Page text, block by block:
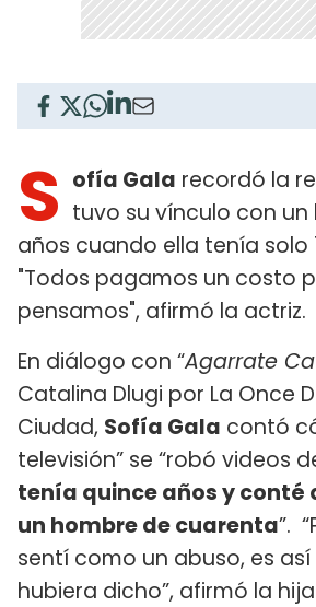
S ofía Gala recordó la
tuvo su vínculo con
años cuando ella tenía solo
"Todos pagamos un costo
pensamos", afirmó la actriz.
En diálogo con “Agarrate
Catalina Dlugi por La Once
Ciudad, Sofía Gala contó
televisión” se “robó videos
tenía quince años y conté
un hombre de cuarenta”.
sentí como un abuso, es así
hubiera dicho”, afirmó la